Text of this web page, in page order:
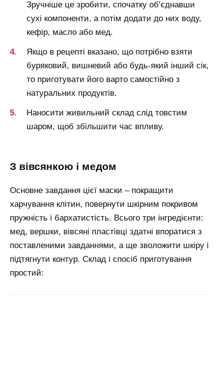
Зручніше це зробити, спочатку об’єднавши
сухі компоненти, а потім додати до них воду,
кефір, масло або мед.
Якщо в рецепті вказано, що потрібно взяти
буряковий, вишневий або будь-який інший сік,
то приготувати його варто самостійно з
натуральних продуктів.
Наносити живильний склад слід товстим
шаром, щоб збільшити час впливу.
з вівсянкою і медом
Основне завдання цієї маски – покращити
харчування клітин, повернути шкірним покривом
пружність і бархатистість. Всього три інгредієнти:
мед, вершки, вівсяні пластівці здатні впоратися з
поставленими завданнями, а ще зволожити шкіру і
підтягнути контур. Склад і спосіб приготування
простий: